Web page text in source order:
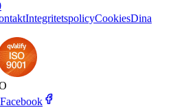
IntegritetspolicyCookiesDina
Facebook